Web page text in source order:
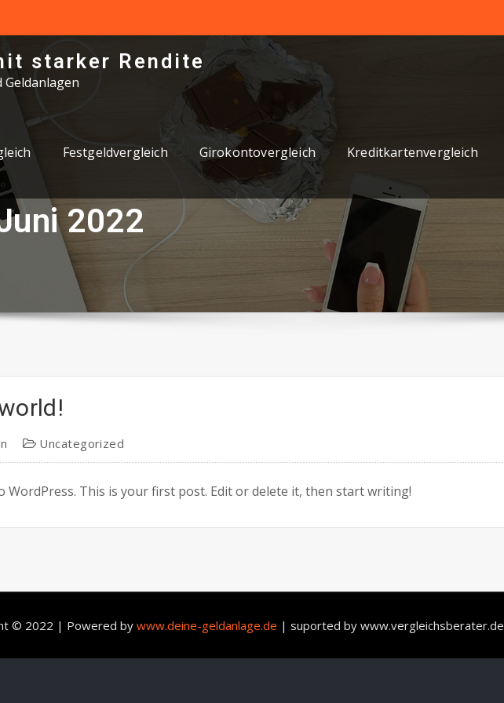
starker Rendite
Festgeldvergleich Girokontovergleich Kreditkartenvergleich
2022
Uncategorized
WordPress. This is your first post. Edit or delete it, then start writing!
© 2022 | Powered by www.deine-geldanlage.de | suported by www.vergleichsberater.de